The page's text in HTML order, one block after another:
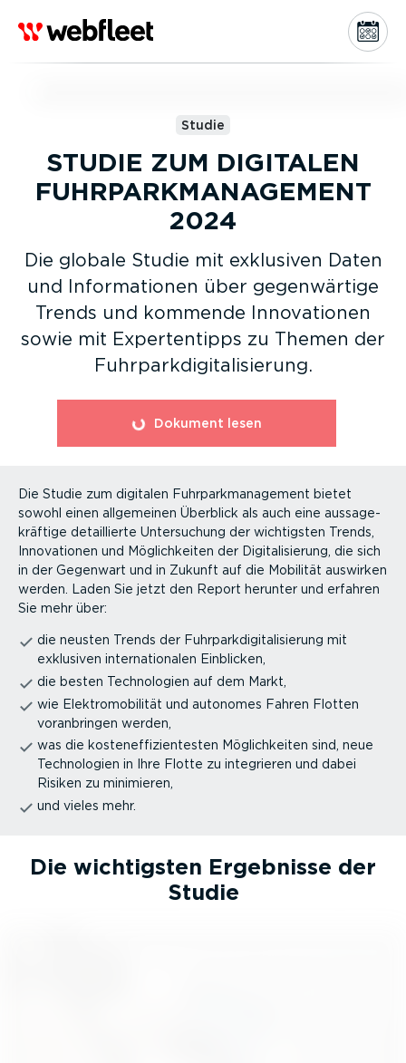
Studie
STUDIE ZUM DIGITALEN
FUHRPARK­MA­NAGEMENT
2024
Die globale Studie mit exklusiven Daten
und Infor­ma­tionen über gegen­wärtige
Trends und kommende Innova­tionen
sowie mit Exper­ten­tipps zu Themen der
Fuhrpark­di­gi­ta­li­sierung.
⁠Dokument lesen
Die Studie zum digitalen Fuhrpark­ma­nagement bietet
sowohl einen allgemeinen Überblick als auch eine aussa­ge­
kräftige detail­lierte Unter­su­chung der wichtigsten Trends,
Innova­tionen und Möglich­keiten der Digita­li­sierung, die sich
in der Gegenwart und in Zukunft auf die Mobilität auswirken
werden. Laden Sie jetzt den Report herunter und erfahren
Sie mehr über:
die neusten Trends der Fuhrpark­di­gi­ta­li­sierung mit
exklusiven inter­na­tio­nalen Einblicken,
die besten Techno­logien auf dem Markt,
wie Elektro­mo­bi­lität und autonomes Fahren Flotten
voran­bringen werden,
was die kosten­ef­fi­zi­en­testen Möglich­keiten sind, neue
Techno­logien in Ihre Flotte zu integrieren und dabei
Risiken zu minimieren,
und vieles mehr.
Die wichtigsten Ergebnisse der
Studie